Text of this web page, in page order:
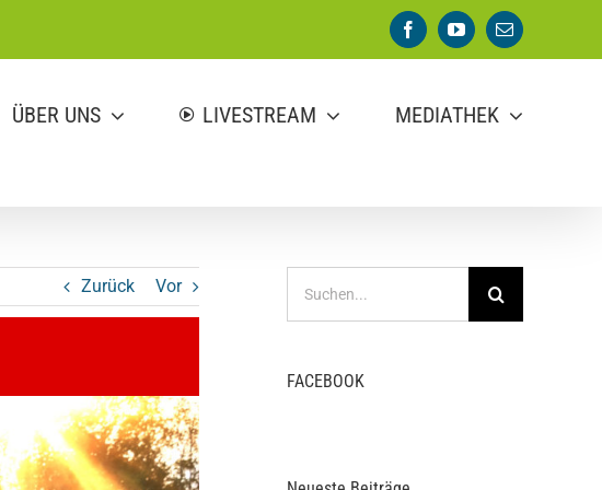
FacebookYouTube
E-
Mail
ÜBER UNS LIVESTREAM MEDIATHEK
Zurück Vor
nach:
FACEBOOK